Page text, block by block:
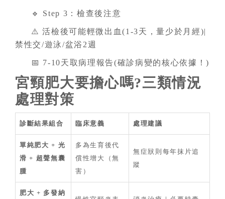
🔹 Step 3：檢查後注意
⚠️ 活檢後可能輕微出血(1-3天，量少於月經)|
禁性交/遊泳/盆浴2週
📅 7-10天取病理報告(確診病變的核心依據！)
宮頸肥大要擔心嗎?三類情況
處理對策
診斷結果組合 臨床意義 處理建議
單純肥大 + 光
滑 + 超聲無囊
腫
多為生育後代
償性增大（無
害）
無症狀則每年抹片追
蹤
肥大 + 多發納